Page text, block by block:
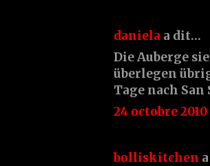
daniela a dit…
Die Auberge
überlegen
Tage nach San
24 octobre 2010
bolliskitchen